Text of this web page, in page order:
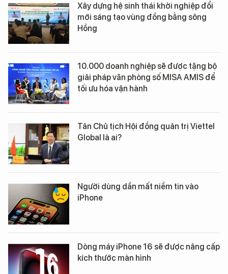
Xây dựng hệ sinh thái khởi nghiệp đổi
mới sáng tạo vùng đồng bằng sông
Hồng
10.000 doanh nghiệp sẽ được tặng bộ
giải pháp văn phòng số MISA AMIS để
tối ưu hóa vận hành
Tân Chủ tịch Hội đồng quản trị Viettel
Global là ai?
Người dùng dần mất niềm tin vào
iPhone
Dòng máy iPhone 16 sẽ được nâng cấp
kích thước màn hình